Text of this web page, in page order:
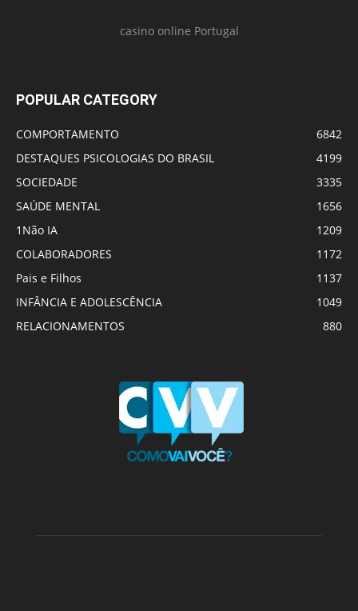
casino online Portugal
POPULAR CATEGORY
COMPORTAMENTO
6842
DESTAQUES PSICOLOGIAS DO BRASIL
4199
SOCIEDADE
3335
SAÚDE MENTAL
1656
1Não IA
1209
COLABORADORES
1172
Pais e Filhos
1137
INFÂNCIA E ADOLESCÊNCIA
1049
RELACIONAMENTOS
880